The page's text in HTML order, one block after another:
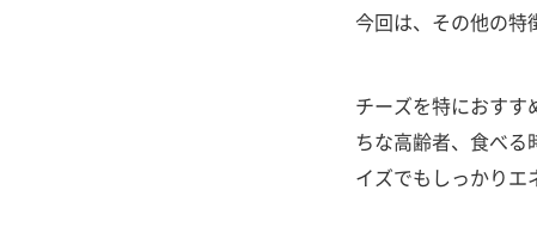
今回は、その他の特
チーズを特におすす
ちな高齢者、食べる
イズでもしっかりエ